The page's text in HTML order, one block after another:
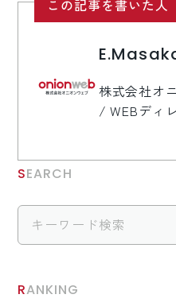
この記事を書いた人
株式会社オ
/ WEBディ
SEARCH
RANKING